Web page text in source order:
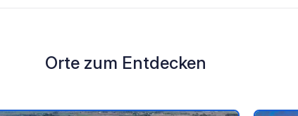
Orte zum Entdecken